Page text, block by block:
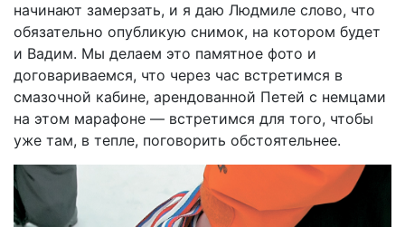
начинают замерзать, и я даю Людмиле слово, что
обязательно опубликую снимок, на котором будет
и Вадим. Мы делаем это памятное фото и
договариваемся, что через час встретимся в
смазочной кабине, арендованной Петей с немцами
на этом марафоне — встретимся для того, чтобы
уже там, в тепле, поговорить обстоятельнее.